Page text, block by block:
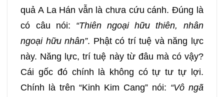
quả A La Hán vẫn là chưa cứu cánh. Đúng là
có câu nói: “Thiên ngoại hữu thiên, nhân
ngoại hữu nhân”. Phật có trí tuệ và năng lực
này. Năng lực, trí tuệ này từ đâu mà có vậy?
Cái gốc đó chính là không có tự tư tự lợi.
Chính là trên “Kinh Kim Cang” nói: “Vô ngã